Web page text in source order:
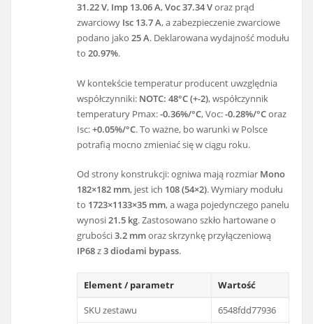
31.22 V, Imp 13.06 A,Voc 37.34 Voraz prąd
zwarciowy Isc 13.7 A, a zabezpieczenie zwarciowe
podano jako25 A. Deklarowana wydajność modułu
to20.97%.
W kontekście temperatur producent uwzględnia
współczynniki: NOTC: 48°C (+-2), współczynnik
temperatury Pmax:-0.36%/°C, Voc:-0.28%/°Coraz
Isc:+0.05%/°C. To ważne, bo warunki w Polsce
potrafią mocno zmieniać się w ciągu roku.
Od strony konstrukcji: ogniwa mają rozmiar Mono
182×182 mm, jest ich 108 (54×2). Wymiary modułu
to 1723×1133×35 mm, a waga pojedynczego panelu
wynosi21.5 kg. Zastosowano szkło hartowane o
grubości3.2 mmoraz skrzynkę przyłączeniową
IP68z3 diodami bypass.
Element / parametr
Wartość
SKU zestawu
6548fdd77936